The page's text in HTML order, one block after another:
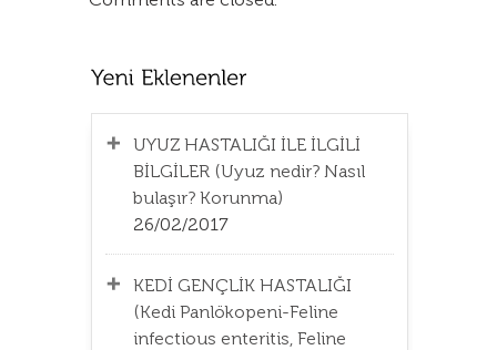
UYUZ HASTALIĞI İLE İLGİLİ
BİLGİLER (Uyuz nedir? Nasıl
bulaşır? Korunma)
26/02/2017
KEDİ GENÇLİK HASTALIĞI
(Kedi Panlökopeni-Feline
infectious enteritis, Feline